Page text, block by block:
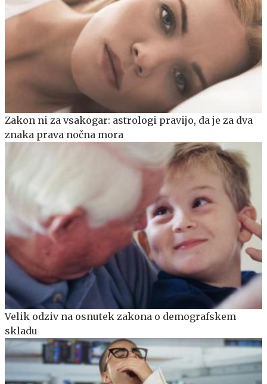
Zakon ni za vsakogar: astrologi pravijo, da je za dva
znaka prava nočna mora
Velik odziv na osnutek zakona o demografskem
skladu